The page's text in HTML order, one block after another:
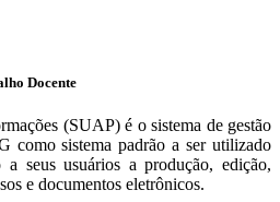
Docente
(SUAP) é o sistema de gestão
como sistema padrão a ser utilizado
seus usuários a produção, edição,
e documentos eletrônicos.